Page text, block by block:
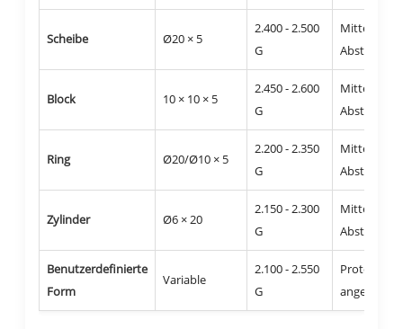
Scheibe Ø20 × 5
2.400 - 2.500
G
Mitte, 0,5
Abstand
Block 10 × 10 × 5
2.450 - 2.600
G
Mitte, 0,5
Abstand
Ring Ø20/Ø10 × 5
2.200 - 2.350
G
Mitte, 0,5
Abstand
Zylinder Ø6 × 20
2.150 - 2.300
G
Mitte, 0,5
Abstand
Benutzerdefinierte
Form
Variable
2.100 - 2.550
G
Protokoll
angegeben